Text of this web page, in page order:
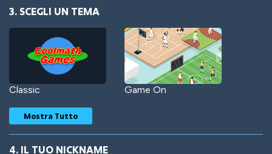
3. SCEGLI UN TEMA
Classic Game On
Mostra Tutto
4. IL TUO NICKNAME